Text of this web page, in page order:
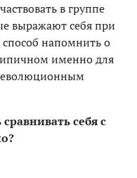
в группе
выражают себя при
напомнить о
именно для
себя с